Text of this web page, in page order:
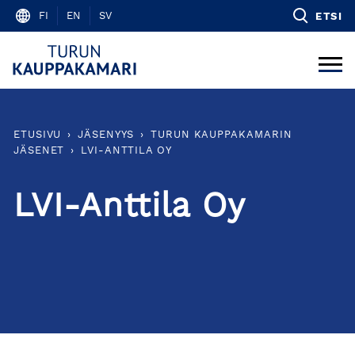
Skip
content
FI EN SV ETSI
ETUSIVU › JÄSENYYS ›
TURUN KAUPPAKAMARIN
JÄSENET
› LVI-ANTTILA OY
LVI-Anttila Oy